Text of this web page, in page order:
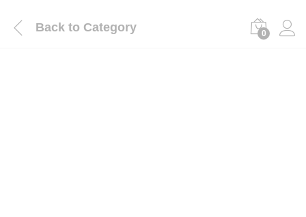
Back to Category 0